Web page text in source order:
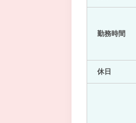
勤務時間
休日